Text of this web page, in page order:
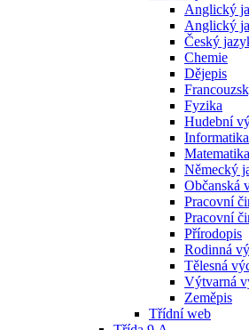
Anglický
Anglický
Český
Chemie
Dějepis
Fyzika
Hudební
Informatika
Matematika
Německý
Občanská
Pracovní
Pracovní
Přírodopis
Rodinná
Tělesná
Výtvarná
Zeměpis
Třídní web